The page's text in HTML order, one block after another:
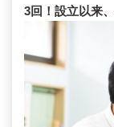
3回！設立以来